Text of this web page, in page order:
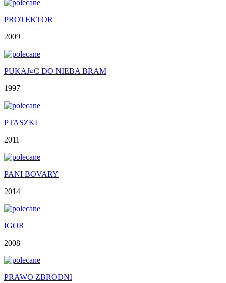
PROTEKTOR
2009
PUKAJ¤C DO NIEBA BRAM
1997
PTASZKI
2011
PANI BOVARY
2014
IGOR
2008
PRAWO ZBRODNI